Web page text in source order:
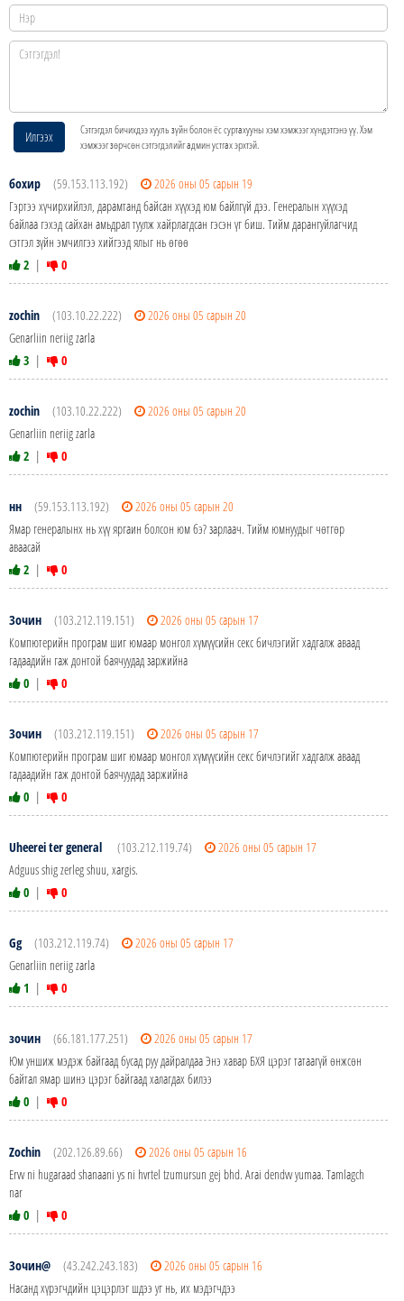
Илгээх
Сэтгэгдэл бичихдээ хууль зүйн болон ёс суртахууны хэм хэмжээг хүндэтгэнэ үү. Хэм
хэмжээг зөрчсөн сэтгэгдэлийг админ устгах эрхтэй.
бохир (59.153.113.192)
2026 оны 05 сарын 19
Гэртээ хүчирхийлэл, дарамтанд байсан хүүхэд юм байлгүй дээ. Генералын хүүхэд
байлаа гэхэд сайхан амьдрал туулж хайрлагдсан гэсэн үг биш. Тийм дарангуйлагчид
сэтгэл зүйн эмчилгээ хийгээд ялыг нь өгөө
2 | 0
zochin (103.10.22.222)
2026 оны 05 сарын 20
Genarliin neriig zarla
3 | 0
zochin (103.10.22.222)
2026 оны 05 сарын 20
Genarliin neriig zarla
2 | 0
нн (59.153.113.192)
2026 оны 05 сарын 20
Ямар генералынх нь хүү яргаин болсон юм бэ? зарлаач. Тийм юмнуудыг чөтгөр
аваасай
2 | 0
Зочин (103.212.119.151)
2026 оны 05 сарын 17
Компютерийн програм шиг юмаар монгол хүмүүсийн секс бичлэгийг хадгалж аваад
гадаадийн гаж донтой баячуудад заржийна
0 | 0
Зочин (103.212.119.151)
2026 оны 05 сарын 17
Компютерийн програм шиг юмаар монгол хүмүүсийн секс бичлэгийг хадгалж аваад
гадаадийн гаж донтой баячуудад заржийна
0 | 0
Uheerei ter general (103.212.119.74)
2026 оны 05 сарын 17
Adguus shig zerleg shuu, xargis.
0 | 0
Gg (103.212.119.74)
2026 оны 05 сарын 17
Genarliin neriig zarla
1 | 0
зочин (66.181.177.251)
2026 оны 05 сарын 17
Юм уншиж мэдэж байгаад бусад руу дайралдаа Энэ хавар БХЯ цэрэг татаагүй өнжсөн
байтал ямар шинэ цэрэг байгаад халагдах билээ
0 | 0
Zochin (202.126.89.66)
2026 оны 05 сарын 16
Ervv ni hugaraad shanaani ys ni hvrtel tzumursun gej bhd. Arai dendvv yumaa. Tamlagch
nar
0 | 0
Зочин@ (43.242.243.183)
2026 оны 05 сарын 16
Насанд хүрэгчдийн цэцэрлэг шдээ уг нь, их мэдэгчдээ